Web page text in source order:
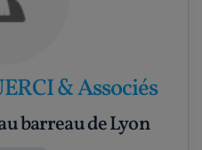
& Associés
barreau de Lyon